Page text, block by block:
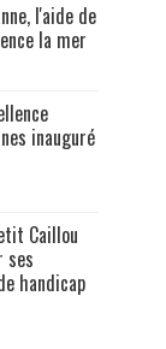
l'aide de
la mer
inauguré
Caillou
ses
handicap